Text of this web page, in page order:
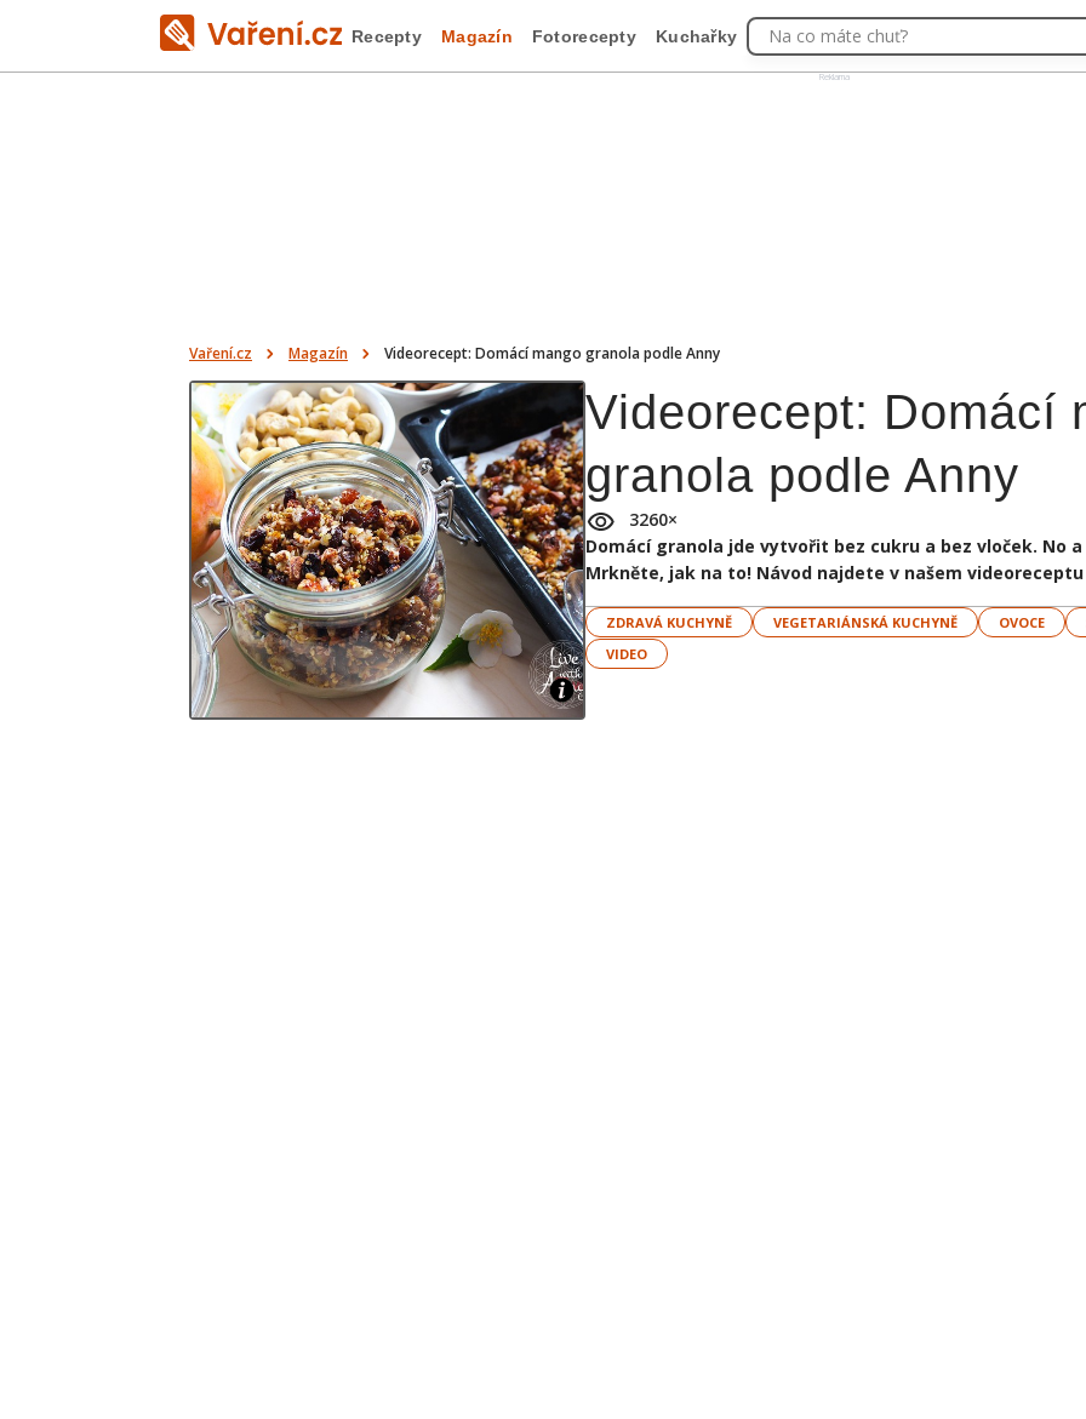
Reklama
Recepty Magazín Fotorecepty Kuchařky Na co máte chuť?
Vaření.cz Magazín Videorecept: Domácí mango granola podle Anny
Videorecept: Domácí
granola podle Anny
3260×
Domácí granola jde vytvořit bez cukru a bez vloček. No
Mrkněte, jak na to! Návod najdete v našem videoreceptu
ZDRAVÁ KUCHYNĚ VEGETARIÁNSKÁ KUCHYNĚ OVOCE
VIDEO